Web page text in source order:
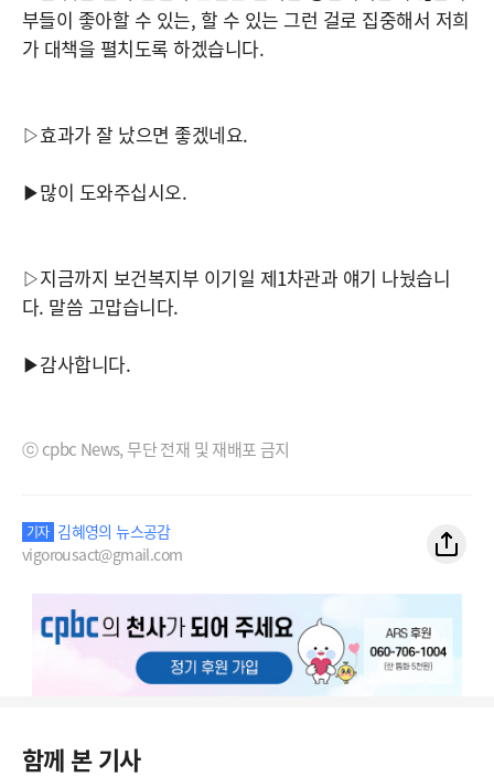
부들이 좋아할 수 있는, 할 수 있는 그런 걸로 집중해서 저희
가 대책을 펼치도록 하겠습니다.
▷효과가 잘 났으면 좋겠네요.
▶많이 도와주십시오.
▷지금까지 보건복지부 이기일 제1차관과 얘기 나눴습니
다. 말씀 고맙습니다.
▶감사합니다.
ⓒ cpbc News, 무단 전재 및 재배포 금지
기자 김혜영의 뉴스공감
vigorousact@gmail.com
함께 본 기사